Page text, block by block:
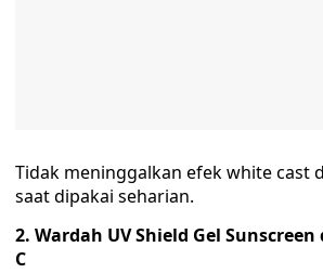
Tidak meninggalkan efek white cast
saat dipakai seharian.
2. Wardah UV Shield Gel
C